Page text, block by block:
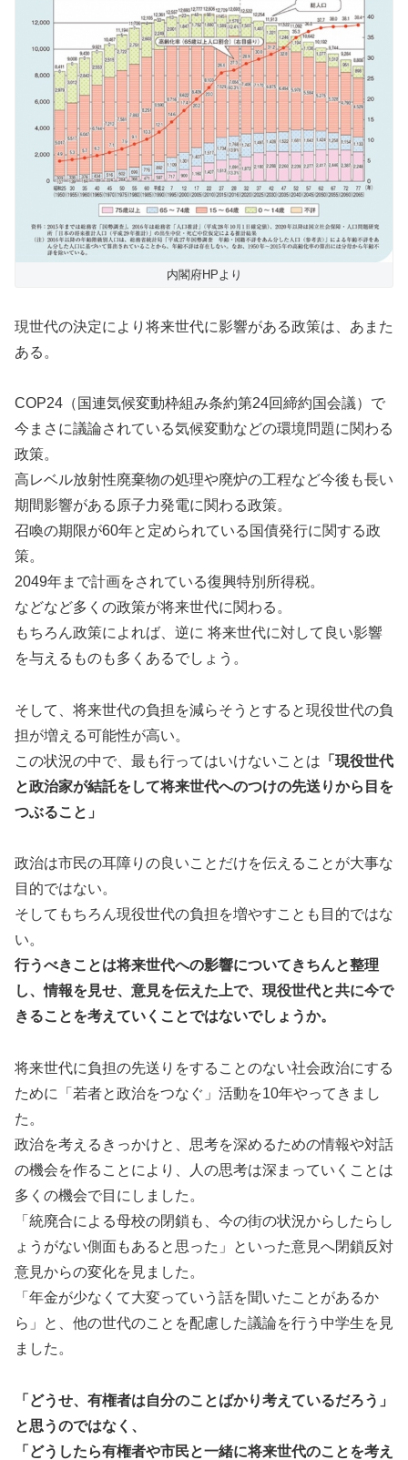
内閣府HPより
現世代の決定により将来世代に影響がある政策は、あまた
ある。
COP24（国連気候変動枠組み条約第24回締約国会議）で
今まさに議論されている気候変動などの環境問題に関わる
政策。
高レベル放射性廃棄物の処理や廃炉の工程など今後も長い
期間影響がある原子力発電に関わる政策。
召喚の期限が60年と定められている国債発行に関する政
策。
2049年まで計画をされている復興特別所得税。
などなど多くの政策が将来世代に関わる。
もちろん政策によれば、逆に 将来世代に対して良い影響
を与えるものも多くあるでしょう。
そして、将来世代の負担を減らそうとすると現役世代の負
担が増える可能性が高い。
この状況の中で、最も行ってはいけないことは 「現役世代
と政治家が結託をして将来世代へのつけの先送りから目を
つぶること」
政治は市民の耳障りの良いことだけを伝えることが大事な
目的ではない。
そしてもちろん現役世代の負担を増やすことも目的ではな
い。
行うべきことは将来世代への影響についてきちんと整理
し、情報を見せ、意見を伝えた上で、現役世代と共に今で
きることを考えていくことではないでしょうか。
将来世代に負担の先送りをすることのない社会政治にする
ために「若者と政治をつなぐ」活動を10年やってきまし
た。
政治を考えるきっかけと、思考を深めるための情報や対話
の機会を作ることにより、人の思考は深まっていくことは
多くの機会で目にしました。
「統廃合による母校の閉鎖も、今の街の状況からしたらし
ょうがない側面もあると思った」といった意見へ閉鎖反対
意見からの変化を見ました。
「年金が少なくて大変っていう話を聞いたことがあるか
ら」と、他の世代のことを配慮した議論を行う中学生を見
ました。
「どうせ、有権者は自分のことばかり考えているだろう」
と思うのではなく、
「どうしたら有権者や市民と一緒に将来世代のことを考え